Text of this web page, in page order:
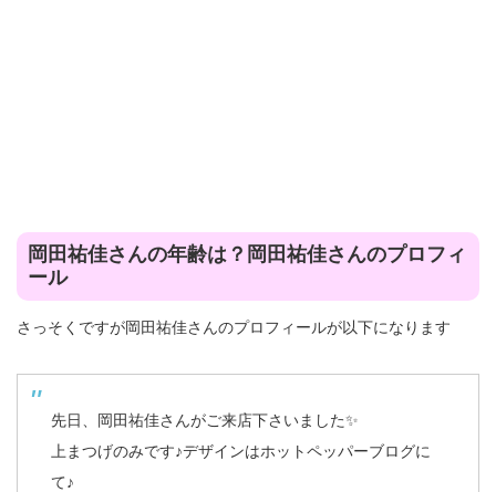
岡田祐佳さんの年齢は？岡田祐佳さんのプロフィ
ール
さっそくですが岡田祐佳さんのプロフィールが以下になります
先日、岡田祐佳さんがご来店下さいました✨
上まつげのみです♪デザインはホットペッパーブログに
て♪